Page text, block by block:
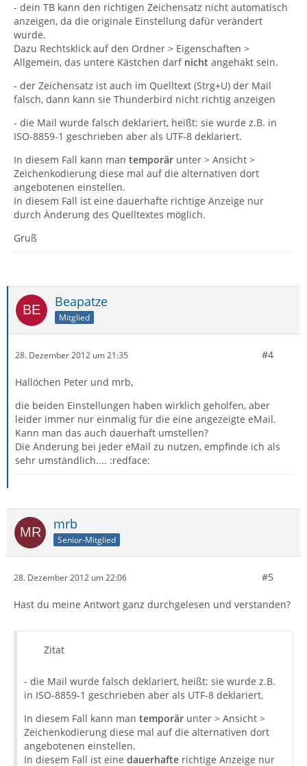
- dein TB kann den richtigen Zeichensatz nicht automatisch
anzeigen, da die originale Einstellung dafür verändert
wurde.
Dazu Rechtsklick auf den Ordner > Eigenschaften >
Allgemein, das untere Kästchen darf nicht angehakt sein.
- der Zeichensatz ist auch im Quelltext (Strg+U) der Mail
falsch, dann kann sie Thunderbird nicht richtig anzeigen
- die Mail wurde falsch deklariert, heißt: sie wurde z.B. in
ISO-8859-1 geschrieben aber als UTF-8 deklariert.
In diesem Fall kann man temporär unter > Ansicht >
Zeichenkodierung diese mal auf die alternativen dort
angebotenen einstellen.
In diesem Fall ist eine dauerhafte richtige Anzeige nur
durch Änderung des Quelltextes möglich.
Gruß
Beapatze
Mitglied
28. Dezember 2012 um 21:35 #4
Hallöchen Peter und mrb,
die beiden Einstellungen haben wirklich geholfen, aber
leider immer nur einmalig für die eine angezeigte eMail.
Kann man das auch dauerhaft umstellen?
Die Änderung bei jeder eMail zu nutzen, empfinde ich als
sehr umständlich.... :redface:
mrb
Senior-Mitglied
28. Dezember 2012 um 22:06 #5
Hast du meine Antwort ganz durchgelesen und verstanden?
Zitat
- die Mail wurde falsch deklariert, heißt: sie wurde z.B.
in ISO-8859-1 geschrieben aber als UTF-8 deklariert.
In diesem Fall kann man temporär unter > Ansicht >
Zeichenkodierung diese mal auf die alternativen dort
angebotenen einstellen.
In diesem Fall ist eine dauerhafte richtige Anzeige nur